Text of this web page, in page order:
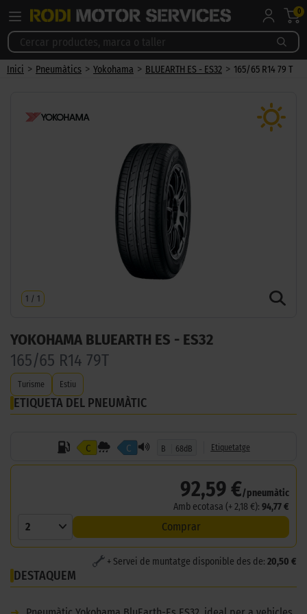
0
Inici > Pneumàtics > Yokohama > BLUEARTH ES - ES32 > 165/65 R14 79 T
1 / 1
YOKOHAMA BLUEARTH ES - ES32
165/65 R14 79T
Turisme Estiu
ETIQUETA DEL PNEUMÀTIC
C C B 68dB Etiquetatge
92,59 €/pneumàtic
Amb ecotasa (+ 2,18 €): 94,77 €
2 Comprar
+ Servei de muntatge disponible des de: 20,50 €
DESTAQUEM